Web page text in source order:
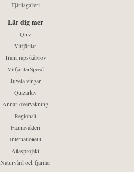
Fjärilsgalleri
Lär dig mer
Quiz
Vitfjärilar
Träna raps/kål/rov
VitfjärilarSpeed
Juvela vingar
Quizarkiv
Annan övervakning
Regionalt
Faunaväkteri
Internationellt
Atlasprojekt
Naturvård och fjärilar